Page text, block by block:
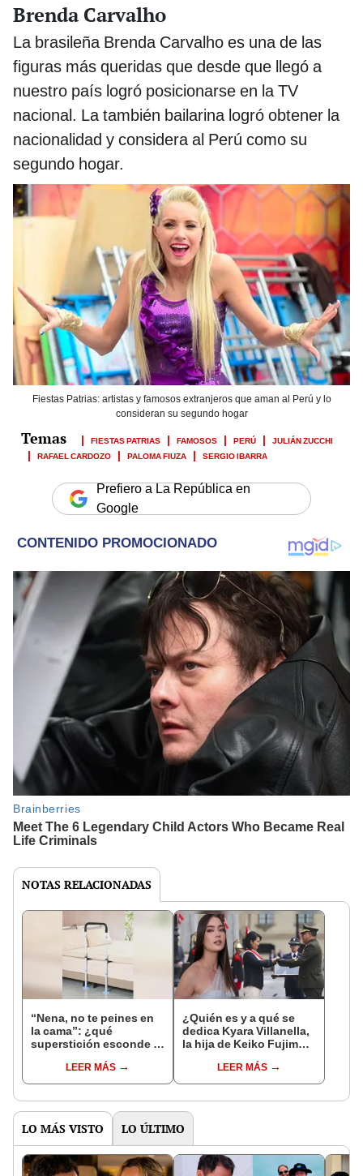
Brenda Carvalho
La brasileña Brenda Carvalho es una de las
figuras más queridas que desde que llegó a
nuestro país logró posicionarse en la TV
nacional. La también bailarina logró obtener la
nacionalidad y considera al Perú como su
segundo hogar.
Fiestas Patrias: artistas y famosos extranjeros que aman al Perú y lo
consideran su segundo hogar
FIESTAS PATRIAS FAMOSOS PERÚ
JULIÁN ZUCCHI
RAFAEL CARDOZO
PALOMA FIUZA SERGIO IBARRA
Prefiero a La República en
Google
NOTAS RELACIONADAS
“Nena, no te peines en
la cama”: ¿qué
superstición esconde la
Enanitos Verdes?
LEER MÁS
¿Quién es y a qué se
dedica Kyara Villanella,
la hija de Keiko Fujimori
nivel nacional?
LEER MÁS
LO MÁS VISTO LO ÚLTIMO